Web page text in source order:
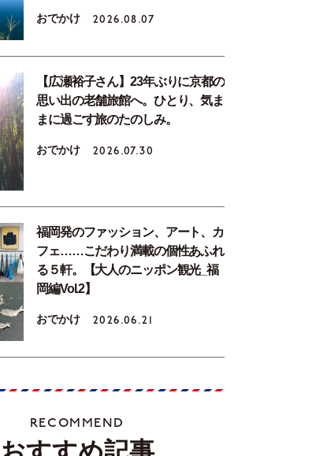
おでかけ 2026.08.07
【広瀬裕子さん】23年ぶりに京都の
思い出の老舗旅館へ。ひとり、気ま
まに過ごす旅のたのしみ。
おでかけ 2026.07.30
福岡発のファッション、アート、カ
フェ……こだわり満載の個性あふれ
る５軒。【大人のニッポン観光_福
岡編Vol.2】
おでかけ 2026.06.21
RECOMMEND